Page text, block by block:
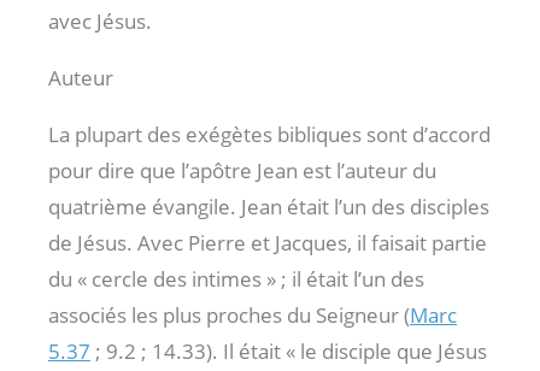
avec Jésus.
Auteur
La plupart des exégètes bibliques sont d’accord
pour dire que l’apôtre Jean est l’auteur du
quatrième évangile. Jean était l’un des disciples
de Jésus. Avec Pierre et Jacques, il faisait partie
du « cercle des intimes » ; il était l’un des
associés les plus proches du Seigneur (Marc
5.37 ; 9.2 ; 14.33). Il était « le disciple que Jésus